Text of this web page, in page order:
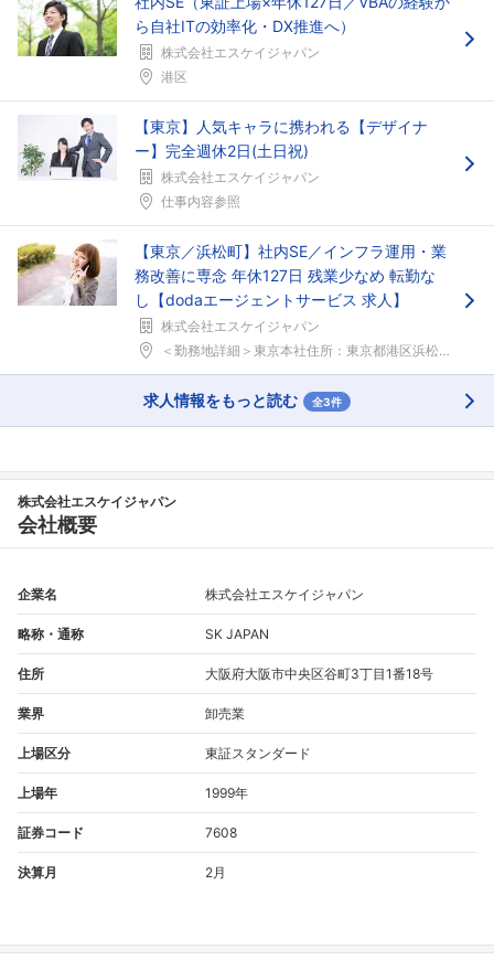
ら自社ITの効率化・DX推進へ）
株式会社エスケイジャパン
港区
【東京】人気キャラに携われる【デザイナ
ー】完全週休2日(土日祝)
株式会社エスケイジャパン
仕事内容参照
【東京／浜松町】社内SE／インフラ運用・業
務改善に専念 年休127日 残業少なめ 転勤な
し【dodaエージェントサービス 求人】
株式会社エスケイジャパン
＜勤務地詳細＞東京本社住所：東京都港区浜松町二丁目...
求人情報をもっと読む 全3件
株式会社エスケイジャパン
会社概要
企業名 株式会社エスケイジャパン
略称・通称 SK JAPAN
住所 大阪府大阪市中央区谷町3丁目1番18号
業界 卸売業
上場区分 東証スタンダード
上場年 1999年
証券コード 7608
決算月 2月